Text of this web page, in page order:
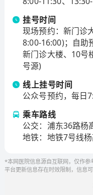
院临床医学院，拥有
范化专业基地、2个
27个上海市专科医师
2024年，医院教育教
024年度教学成果奖
项。获教育部产学合
一流本科课程2项，
项，上海市高校本科
发表教学论文29篇。
新大赛三等奖、上海
十四五期间，我院纵
总经费6.18亿元，其
题）26项。医院连续
挂号时间
现场预约：新门诊
8:00-16:00)；自助
新门诊大楼、10号
号源)
线上挂号时间
公众号预约，每日
乘车路线
公交：浦东36路杨
地铁：地铁7号线
*本网医院信息源自互联网，仅作参
平台更新信息存在时效限制，信息可